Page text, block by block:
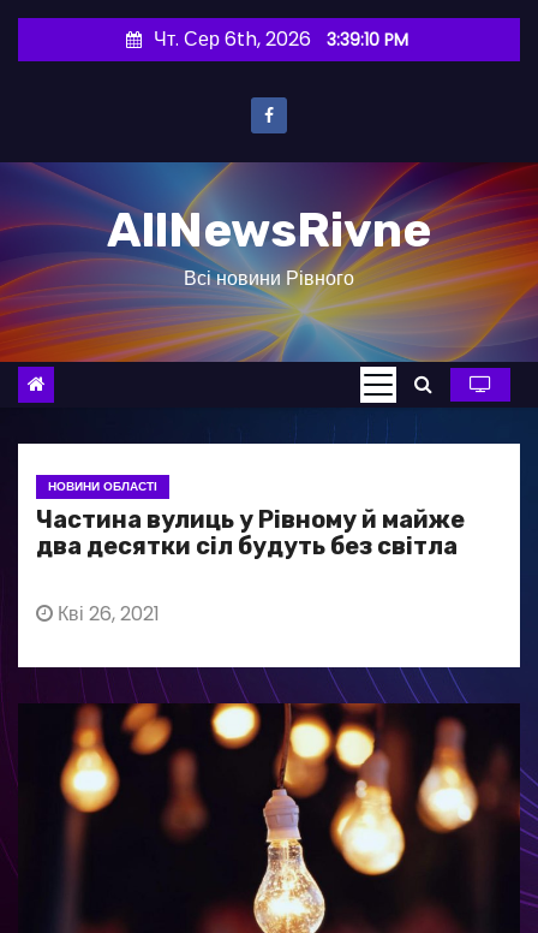
и
о
в
Чт. Сер 6th, 2026 3:39:11 PM
AllNewsRivne
Всі новини Рівного
НОВИНИ ОБЛАСТІ
Частина вулиць у Рівному й майже
два десятки сіл будуть без світла
Кві 26, 2021